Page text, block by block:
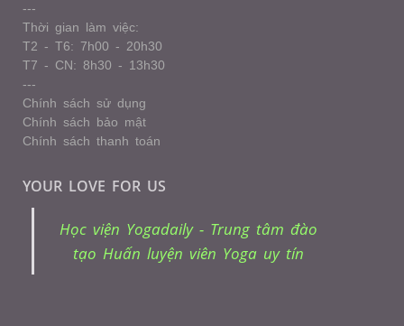
---
Thời gian làm việc:
T2 - T6: 7h00 - 20h30
T7 - CN: 8h30 - 13h30
---
Chính sách sử dụng
Chính sách bảo mật
Chính sách thanh toán
YOUR LOVE FOR US
Học viện Yogadaily - Trung tâm đào
tạo Huấn luyện viên Yoga uy tín